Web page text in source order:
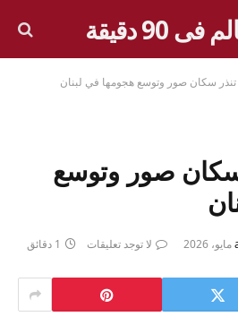
90 دقيقة
تنذر سكان صور وتوسع هجومها في لبنان
سكان صور وتوسع
لا توجد تعليقات 1 دقائق